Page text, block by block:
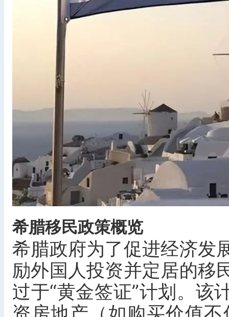
希腊移民政策概览
希腊政府为了促进经济发
励外国人投资并定居的移
过于“黄金签证”计划。该